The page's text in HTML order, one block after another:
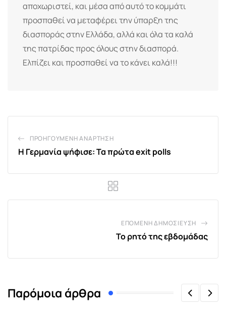
αποχωριστεί, και μέσα από αυτό το κομμάτι
προσπαθεί να μεταφέρει την ύπαρξη της
διασποράς στην Ελλάδα, αλλά και όλα τα καλά
της πατρίδας προς όλους στην διασπορά.
Ελπίζει και προσπαθεί να το κάνει καλά!!!
ΠΡΟΗΓΟΎΜΕΝΗ ΑΝΆΡΤΗΣΗ
Η Γερμανία ψήφισε: Τα πρώτα exit polls
ΕΠΌΜΕΝΗ ΔΗΜΟΣΊΕΥΣΗ
Το ρητό της εβδομάδας
Παρόμοια άρθρα